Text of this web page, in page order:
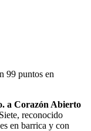
99 puntos en
a Corazón Abierto
reconocido
en barrica y con